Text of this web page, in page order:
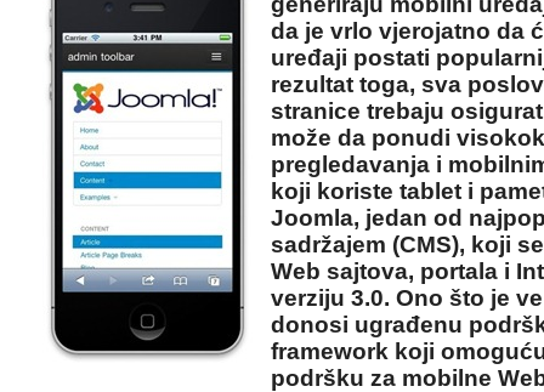
da je vrlo vjerojatno da
uređaji postati
rezultat toga, sva
stranice trebaju
može da ponudi
pregledavanja i
koji koriste tablet i
Joomla, jedan od
sadržajem (CMS), koji
Web sajtova, portala i
verziju 3.0. Ono što je
donosi ugrađenu
framework koji
podršku za mobilne